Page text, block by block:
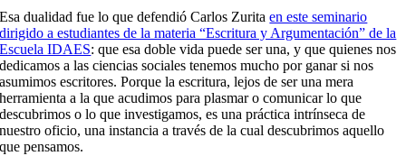
Esa dualidad fue lo que defendió Carlos Zuritaen este seminario
dirigido a estudiantes de la materia “Escritura y Argumentación” de la
Escuela IDAES: que esa doble vida puede ser una, y que quienes nos
dedicamos a las ciencias sociales tenemos mucho por ganar si nos
asumimos escritores. Porque la escritura, lejos de ser una mera
herramienta a la que acudimos para plasmar o comunicar lo que
descubrimos o lo que investigamos, es una práctica intrínseca de
nuestro oficio, una instancia a través de la cual descubrimos aquello
que pensamos.